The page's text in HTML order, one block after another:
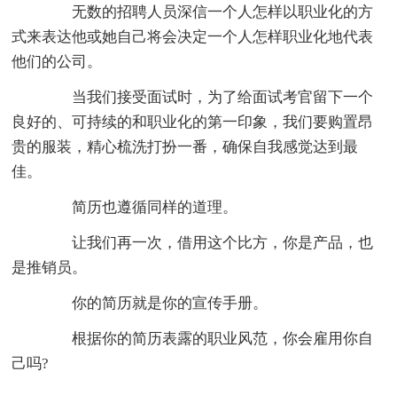
无数的招聘人员深信一个人怎样以职业化的方
式来表达他或她自己将会决定一个人怎样职业化地代表
他们的公司。
当我们接受面试时，为了给面试考官留下一个
良好的、可持续的和职业化的第一印象，我们要购置昂
贵的服装，精心梳洗打扮一番，确保自我感觉达到最
佳。
简历也遵循同样的道理。
让我们再一次，借用这个比方，你是产品，也
是推销员。
你的简历就是你的宣传手册。
根据你的简历表露的职业风范，你会雇用你自
己吗?